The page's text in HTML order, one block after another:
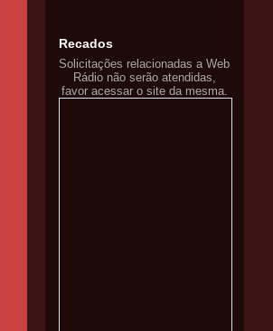
Recados
Solicitações relacionadas a Web
Rádio não serão atendidas,
favor acessar o site da mesma.